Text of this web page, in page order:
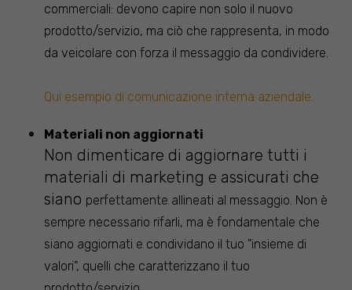
commerciali: devono capire non solo il nuovo
prodotto/servizio, ma ciò che rappresenta, in modo
da veicolare con forza il messaggio da condividere.
Qui esempio di comunicazione interna aziendale.
Materiali non aggiornati
Non dimenticare di aggiornare tutti i
materiali di marketing e assicurati che
siano perfettamente allineati al messaggio. Non è
sempre necessario rifarli, ma è fondamentale che
siano aggiornati e condividano il tuo "insieme di
valori", quelli che caratterizzano il tuo